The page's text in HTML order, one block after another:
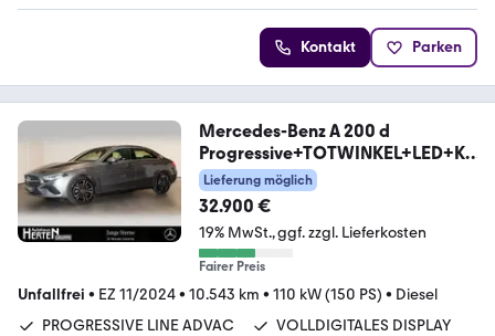
Kontakt Parken
Mercedes-Benz A 200 d
Progressive+TOTWINKEL+LED+KA
MERA+SITZH.
Lieferung möglich
32.900 €
19% MwSt. ggf. zzgl. Lieferkosten
Fairer Preis
Unfallfrei • EZ 11/2024• 10.543 km • 110 kW (150 PS) • Diesel
PROGRESSIVE LINE ADVAC
VOLLDIGITALES DISPLAY